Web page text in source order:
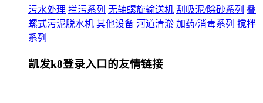
污水处理 拦污系列 无轴螺旋输送机 刮吸泥/除砂系列 叠
螺式污泥脱水机 其他设备 河道清淤 加药/消毒系列 搅拌
系列
凯发k8登录入口的友情链接